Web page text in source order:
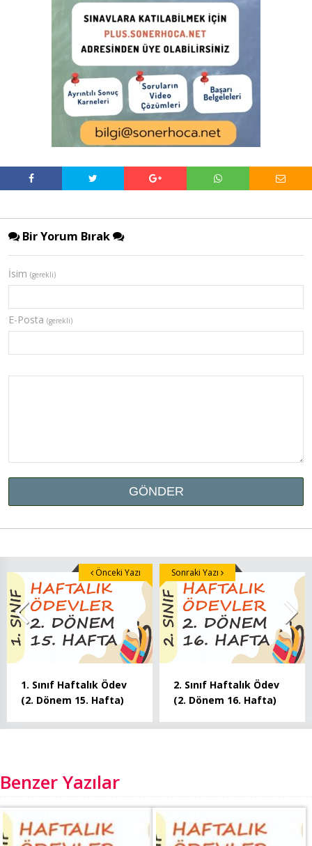
Bir Yorum Bırak
İsim (gerekli)
E-Posta (gerekli)
1. Sınıf Haftalık Ödev
(2. Dönem 15. Hafta)
Önceki Yazı
2. Sınıf Haftalık Ödev
(2. Dönem 16. Hafta)
Sonraki Yazı
Benzer Yazılar